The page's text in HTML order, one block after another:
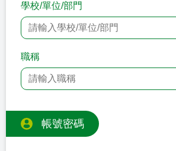
學校/單位/部門
職稱
帳號密碼